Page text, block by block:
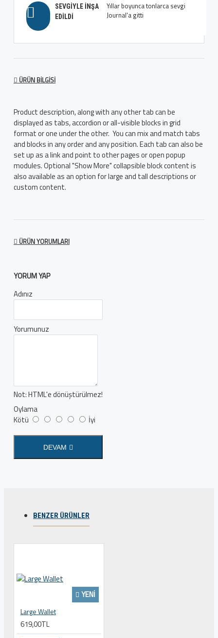
SEVGIYLE İNŞA
EDILDI
Yıllar boyunca tonlarca sevgi
Journal'a gitti
ÜRÜN BILGISI
Product description, along with any other tab can be
displayed as tabs, accordion or all-visible blocks in grid
format or one under the other. You can mix and match tabs
and blocks in any order and any position. Each tab can also be
set up as a link and point to other pages or open popup
modules. Optional "Show More" collapsible block content is
also available as an option for large and tall descriptions or
custom content.
ÜRÜN YORUMLARI
YORUM YAP
Adınız
Yorumunuz
Not:HTML'e dönüştürülmez!
Oylama
Kötü
İyi
DEVAM
BENZER ÜRÜNLER
YENI
Large Wallet
619,00TL